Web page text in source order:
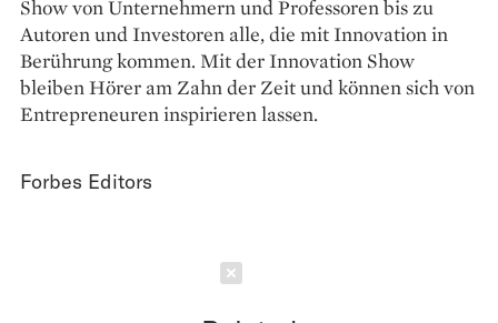
Show von Unternehmern und Professoren bis zu
Autoren und Investoren alle, die mit Innovation in
Berührung kommen. Mit der Innovation Show
bleiben Hörer am Zahn der Zeit und können sich von
Entrepreneuren inspirieren lassen.
Forbes Editors